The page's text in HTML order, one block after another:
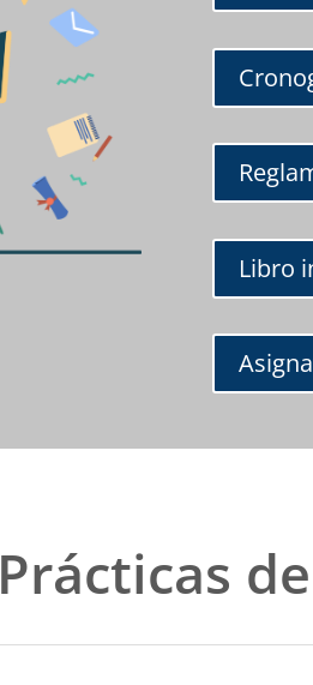
Libro
Prácticas